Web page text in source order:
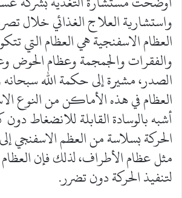
واستشارية العلاج الغذائي خلال
العظام الاسفنجية هي العظام التي
والفقرات والجمجمة وعظام الحوض
الصدر، مشيرة إلى حكمة الله
العظام في هذه الأماكن من النوع
أشبه بالوسادة القابلة للانضغاط
الحركة بسلاسة من العظم الاسفنجي
مثل عظام الأطراف، لذلك فإن
لتنفيذ الحركة دون تضرر.